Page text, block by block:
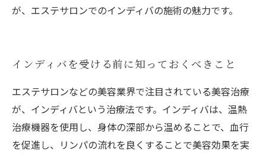
が、エステサロンでのインディバの施術の魅力です。
インディバを受ける前に知っておくべきこと
エステサロンなどの美容業界で注目されている美容治療
が、インディバという治療法です。インディバは、温熱
治療機器を使用し、身体の深部から温めることで、血行
を促進し、リンパの流れを良くすることで美容効果を実